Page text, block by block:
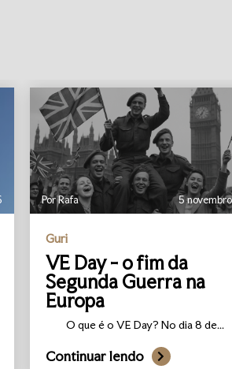
Por Rafa 5
Guri
VE Day - o fim da
Segunda Guerra na
Europa
O que é o VE Day? No dia 8 de...
Continuar lendo